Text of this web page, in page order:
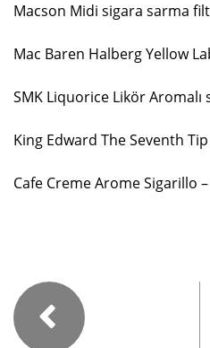
Macson Midi sigara sarma
Mac Baren Halberg Yellow
SMK Liquorice Likör Aromalı
King Edward The Seventh
Cafe Creme Arome Sigarillo –